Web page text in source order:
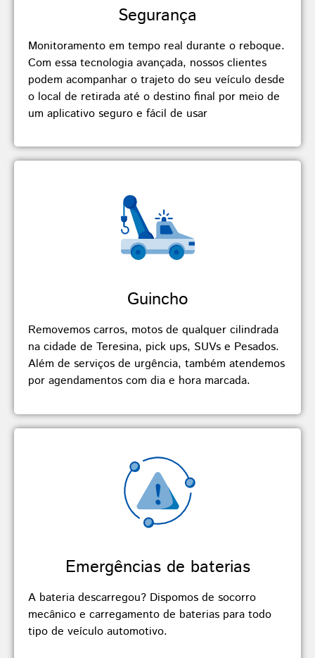
Segurança
Monitoramento em tempo real durante o reboque.
Com essa tecnologia avançada, nossos clientes
podem acompanhar o trajeto do seu veículo desde
o local de retirada até o destino final por meio de
um aplicativo seguro e fácil de usar
Guincho
Removemos carros, motos de qualquer cilindrada
na cidade de Teresina, pick ups, SUVs e Pesados.
Além de serviços de urgência, também atendemos
por agendamentos com dia e hora marcada.
Emergências de baterias
A bateria descarregou? Dispomos de socorro
mecânico e carregamento de baterias para todo
tipo de veículo automotivo.